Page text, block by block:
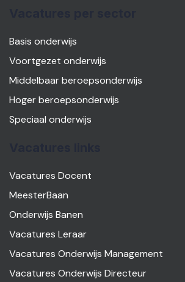
Basis onderwijs
Voortgezet onderwijs
Middelbaar beroepsonderwijs
Hoger beroepsonderwijs
Speciaal onderwijs
Vacatures Docent
MeesterBaan
Onderwijs Banen
Vacatures Leraar
Vacatures Onderwijs Management
Vacatures Onderwijs Directeur